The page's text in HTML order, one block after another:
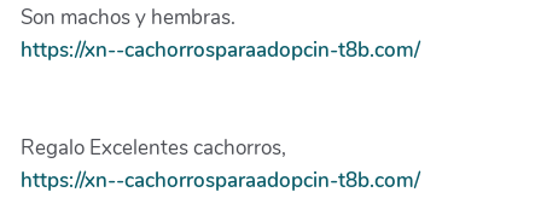
Son machos y hembras.
https://xn--cachorrosparaadopcin-t8b.com/
Regalo Excelentes cachorros,
https://xn--cachorrosparaadopcin-t8b.com/